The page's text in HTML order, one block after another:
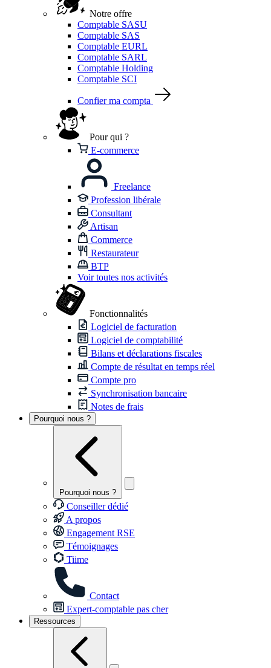
Notre offre
Comptable SASU
Comptable SAS
Comptable EURL
Comptable SARL
Comptable Holding
Comptable SCI
Confier ma compta
Pour qui ?
E-commerce
Freelance
Profession libérale
Consultant
Artisan
Commerce
Restaurateur
BTP
Voir toutes nos activités
Fonctionnalités
Logiciel de facturation
Logiciel de comptabilité
Bilans et déclarations fiscales
Compte de résultat en temps réel
Compte pro
Synchronisation bancaire
Notes de frais
Pourquoi nous ?
Pourquoi nous ?
Conseiller dédié
A propos
Engagement RSE
Témoignages
Tiime
Contact
Expert-comptable pas cher
Ressources